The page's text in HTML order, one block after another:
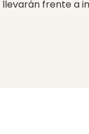
frente a